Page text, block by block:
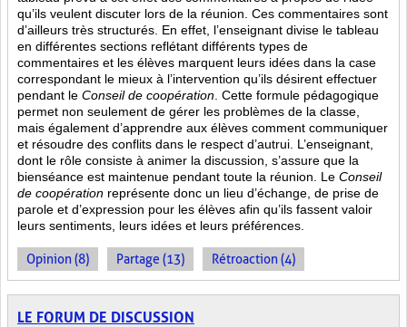
qu’ils veulent discuter lors de la réunion. Ces commentaires sont
d’ailleurs très structurés. En effet, l’enseignant divise le tableau
en différentes sections reflétant différents types de
commentaires et les élèves marquent leurs idées dans la case
correspondant le mieux à l’intervention qu’ils désirent effectuer
pendant le Conseil de coopération . Cette formule pédagogique
permet non seulement de gérer les problèmes de la classe,
mais également d’apprendre aux élèves comment communiquer
et résoudre des conflits dans le respect d’autrui. L’enseignant,
dont le rôle consiste à animer la discussion, s’assure que la
bienséance est maintenue pendant toute la réunion. Le Conseil
de coopération représente donc un lieu d’échange, de prise de
parole et d’expression pour les élèves afin qu’ils fassent valoir
leurs sentiments, leurs idées et leurs préférences.
Opinion (8) Partage (13) Rétroaction (4)
LE FORUM DE DISCUSSION